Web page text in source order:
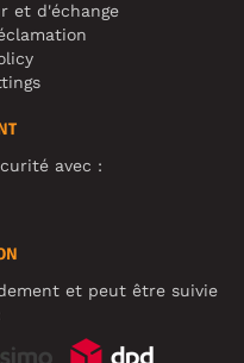
et d'échange
avec :
et peut être suivie